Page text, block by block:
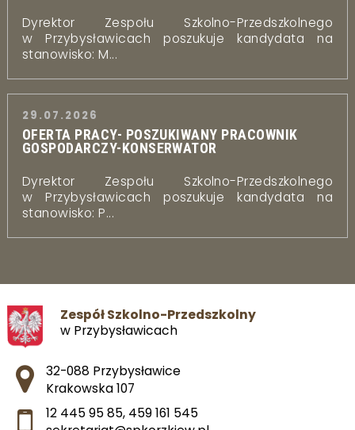
Dyrektor Zespołu Szkolno-Przedszkolnego
w Przybysławicach poszukuje kandydata na
stanowisko: M...
29.07.2026
OFERTA PRACY- POSZUKIWANY PRACOWNIK
GOSPODARCZY-KONSERWATOR
Dyrektor Zespołu Szkolno-Przedszkolnego
w Przybysławicach poszukuje kandydata na
stanowisko: P...
Zespół Szkolno-Przedszkolny
w Przybysławicach
Adres pocztowy:
32-088 Przybysławice
Krakowska 107
12 445 95 85, 459 161 545